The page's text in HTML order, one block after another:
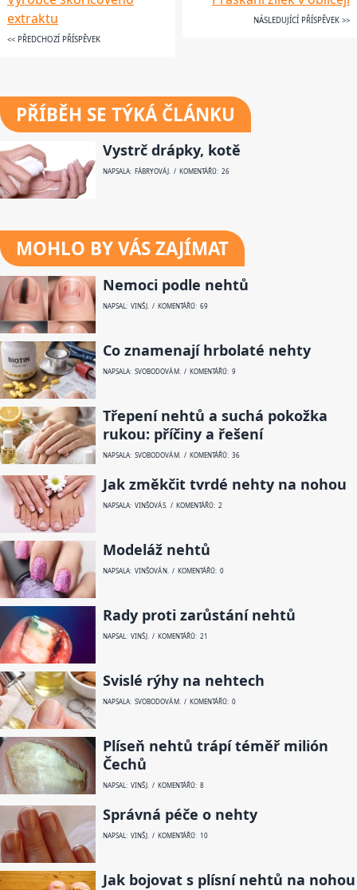
extraktu
<< PŘEDCHOZÍ PŘÍSPĚVEK
NÁSLEDUJÍCÍ PŘÍSPĚVEK >>
PŘÍBĚH SE TÝKÁ ČLÁNKU
Vystrč drápky, kotě
NAPSALA: FÁBRYOVÁ J. / KOMENTÁŘŮ: 26
MOHLO BY VÁS ZAJÍMAT
Nemoci podle nehtů
NAPSAL: VINŠ J. / KOMENTÁŘŮ: 69
Co znamenají hrbolaté nehty
NAPSALA: SVOBODOVÁ M. / KOMENTÁŘŮ: 9
Třepení nehtů a suchá pokožka
rukou: příčiny a řešení
NAPSALA: SVOBODOVÁ M. / KOMENTÁŘŮ: 36
Jak změkčit tvrdé nehty na nohou
NAPSALA: VINŠOVÁ S. / KOMENTÁŘŮ: 2
Modeláž nehtů
NAPSALA: VINŠOVÁ N. / KOMENTÁŘŮ: 0
Rady proti zarůstání nehtů
NAPSAL: VINŠ J. / KOMENTÁŘŮ: 21
Svislé rýhy na nehtech
NAPSALA: SVOBODOVÁ M. / KOMENTÁŘŮ: 0
Plíseň nehtů trápí téměř milión
Čechů
NAPSAL: VINŠ J. / KOMENTÁŘŮ: 8
Správná péče o nehty
NAPSAL: VINŠ J. / KOMENTÁŘŮ: 10
Jak bojovat s plísní nehtů na nohou